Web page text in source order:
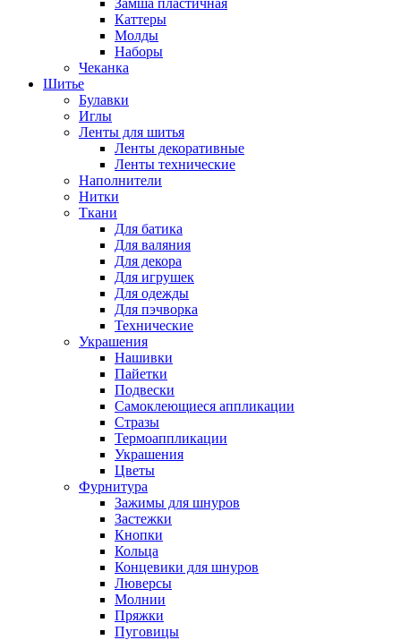
Замша пластичная
Каттеры
Молды
Наборы
Чеканка
Шитье
Булавки
Иглы
Ленты для шитья
Ленты декоративные
Ленты технические
Наполнители
Нитки
Ткани
Для батика
Для валяния
Для декора
Для игрушек
Для одежды
Для пэчворка
Технические
Украшения
Нашивки
Пайетки
Подвески
Самоклеющиеся аппликации
Стразы
Термоаппликации
Украшения
Цветы
Фурнитура
Зажимы для шнуров
Застежки
Кнопки
Кольца
Концевики для шнуров
Люверсы
Молнии
Пряжки
Пуговицы